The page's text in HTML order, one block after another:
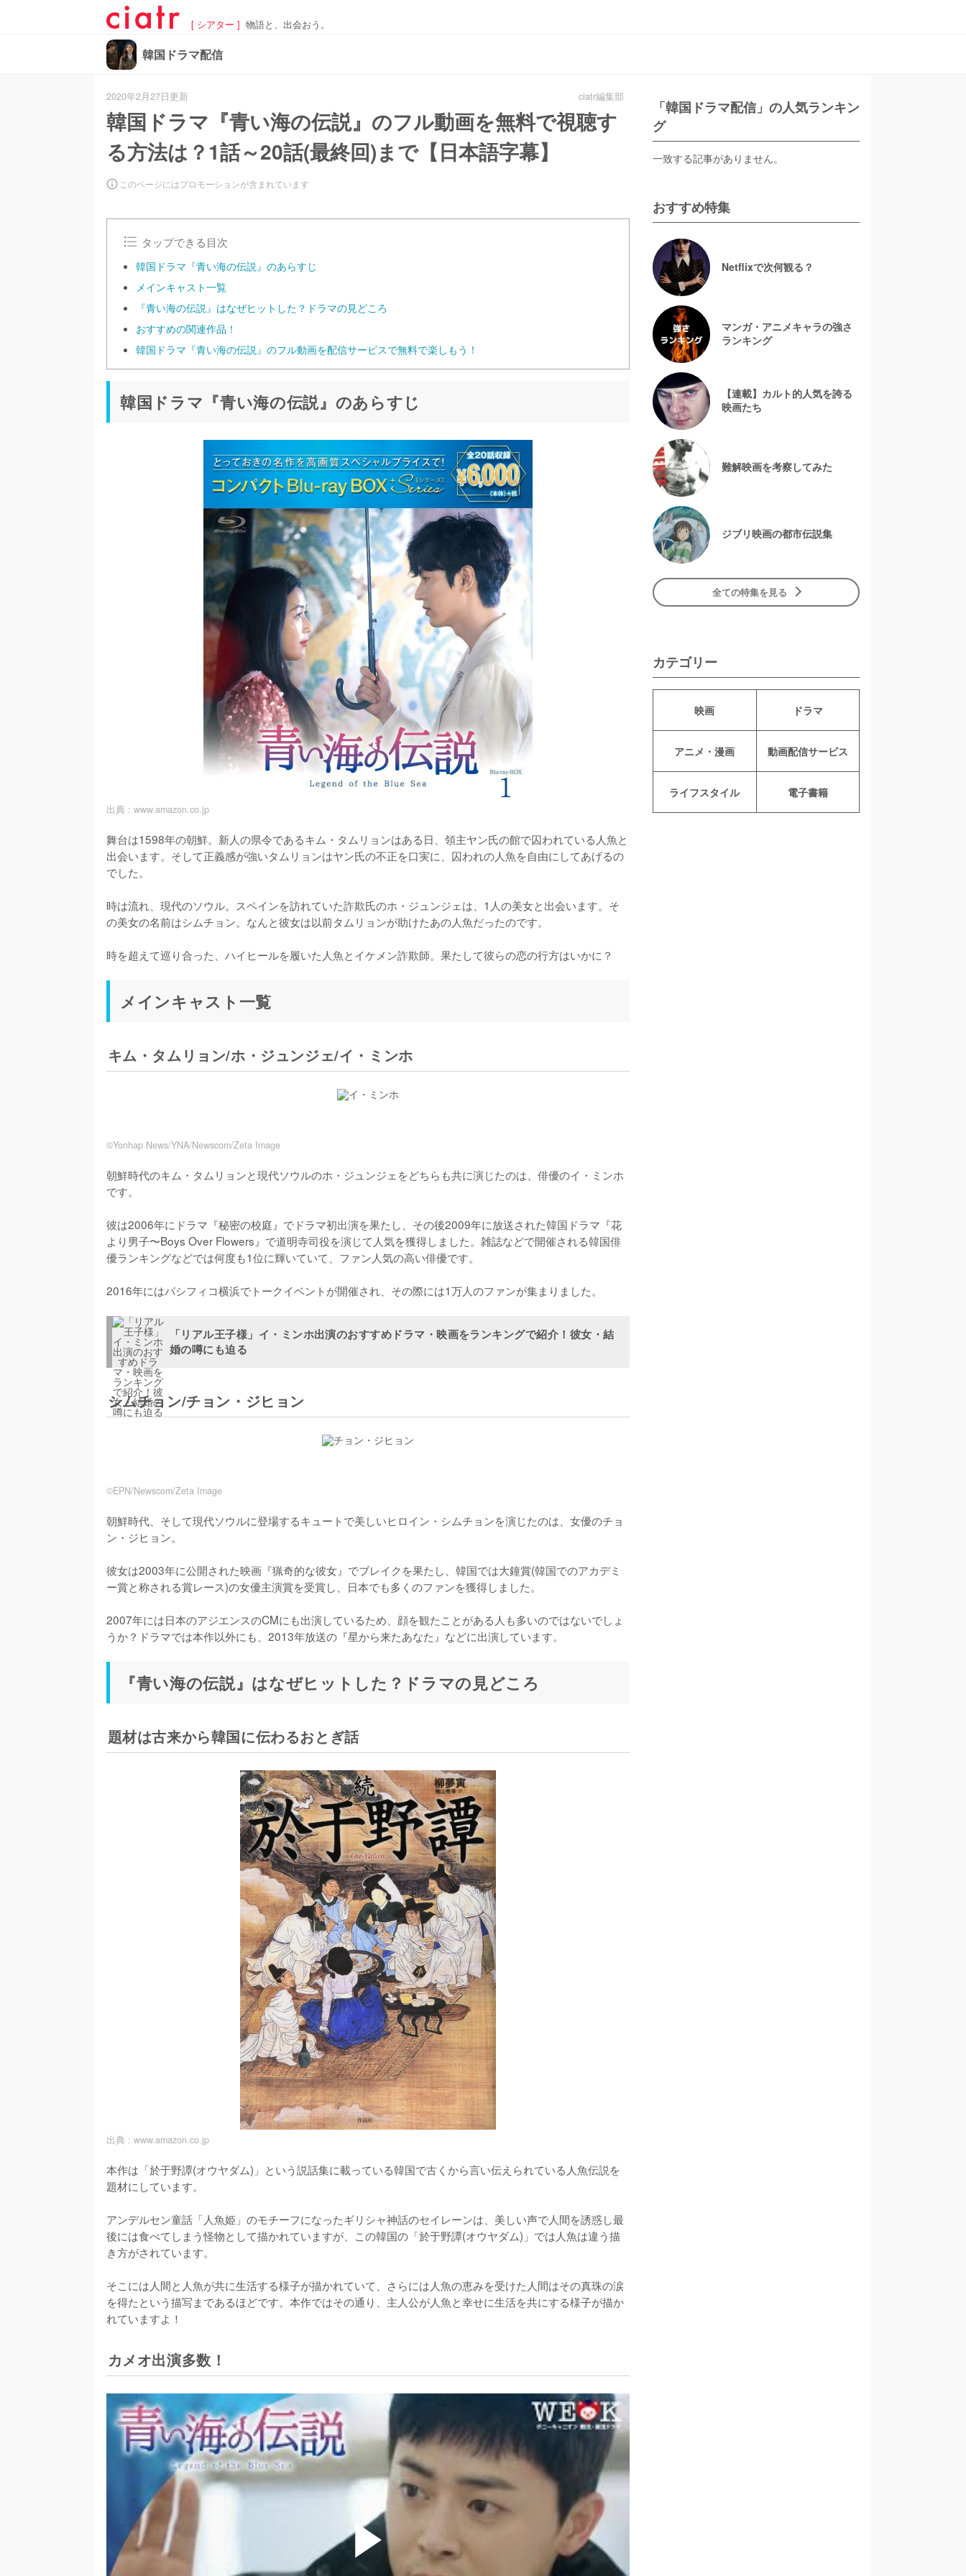
[ シアター ] 物語と、出会おう。
韓国ドラマ配信
2020年2月27日更新 ciatr編集部
韓国ドラマ『青い海の伝説』のフル動画を無料で視聴す
る方法は？1話～20話(最終回)まで【日本語字幕】
このページにはプロモーションが含まれています
タップできる目次
韓国ドラマ『青い海の伝説』のあらすじ
メインキャスト一覧
『青い海の伝説』はなぜヒットした？ドラマの見どころ
おすすめの関連作品！
韓国ドラマ『青い海の伝説』のフル動画を配信サービスで無料で楽しもう！
韓国ドラマ『青い海の伝説』のあらすじ
出典 : www.amazon.co.jp
舞台は1598年の朝鮮。新人の県令であるキム・タムリョンはある日、領主ヤン氏の館で囚われている人魚と
出会います。そして正義感が強いタムリョンはヤン氏の不正を口実に、囚われの人魚を自由にしてあげるの
でした。
時は流れ、現代のソウル。スペインを訪れていた詐欺氏のホ・ジュンジェは、1人の美女と出会います。そ
の美女の名前はシムチョン。なんと彼女は以前タムリョンが助けたあの人魚だったのです。
時を超えて巡り合った、ハイヒールを履いた人魚とイケメン詐欺師。果たして彼らの恋の行方はいかに？
メインキャスト一覧
キム・タムリョン/ホ・ジュンジェ/イ・ミンホ
©Yonhap News/YNA/Newscom/Zeta Image
朝鮮時代のキム・タムリョンと現代ソウルのホ・ジュンジェをどちらも共に演じたのは、俳優のイ・ミンホ
です。
彼は2006年にドラマ『秘密の校庭』でドラマ初出演を果たし、その後2009年に放送された韓国ドラマ『花
より男子〜Boys Over Flowers』で道明寺司役を演じて人気を獲得しました。雑誌などで開催される韓国俳
優ランキングなどでは何度も1位に輝いていて、ファン人気の高い俳優です。
2016年にはパシフィコ横浜でトークイベントが開催され、その際には1万人のファンが集まりました。
「リアル王子様」イ・ミンホ出演のおすすめドラマ・映画をランキングで紹介！彼女・結
婚の噂にも迫る
シムチョン/チョン・ジヒョン
©EPN/Newscom/Zeta Image
朝鮮時代、そして現代ソウルに登場するキュートで美しいヒロイン・シムチョンを演じたのは、女優のチョ
ン・ジヒョン。
彼女は2003年に公開された映画『猟奇的な彼女』でブレイクを果たし、韓国では大鐘賞(韓国でのアカデミ
ー賞と称される賞レース)の女優主演賞を受賞し、日本でも多くのファンを獲得しました。
2007年には日本のアジエンスのCMにも出演しているため、顔を観たことがある人も多いのではないでしょ
うか？ドラマでは本作以外にも、2013年放送の『星から来たあなた』などに出演しています。
『青い海の伝説』はなぜヒットした？ドラマの見どころ
題材は古来から韓国に伝わるおとぎ話
出典 : www.amazon.co.jp
本作は「於于野譚(オウヤダム)」という説話集に載っている韓国で古くから言い伝えられている人魚伝説を
題材にしています。
アンデルセン童話「人魚姫」のモチーフになったギリシャ神話のセイレーンは、美しい声で人間を誘惑し最
後には食べてしまう怪物として描かれていますが、この韓国の「於于野譚(オウヤダム)」では人魚は違う描
き方がされています。
そこには人間と人魚が共に生活する様子が描かれていて、さらには人魚の恵みを受けた人間はその真珠の涙
を得たという描写まであるほどです。本作ではその通り、主人公が人魚と幸せに生活を共にする様子が描か
れていますよ！
カメオ出演多数！
「韓国ドラマ配信」の人気ランキン
グ
一致する記事がありません。
おすすめ特集
Netflixで次何観る？
マンガ・アニメキャラの強さ
ランキング
【連載】カルト的人気を誇る
映画たち
難解映画を考察してみた
ジブリ映画の都市伝説集
全ての特集を見る
カテゴリー
映画 ドラマ
アニメ・漫画 動画配信サービス
ライフスタイル 電子書籍